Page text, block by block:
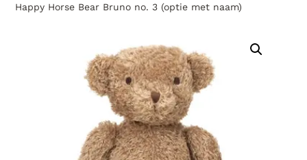
Happy Horse Bear Bruno no. 3 (optie met naam)